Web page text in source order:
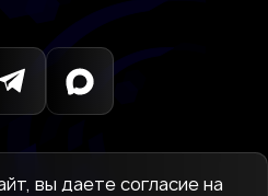
вы даете согласие на